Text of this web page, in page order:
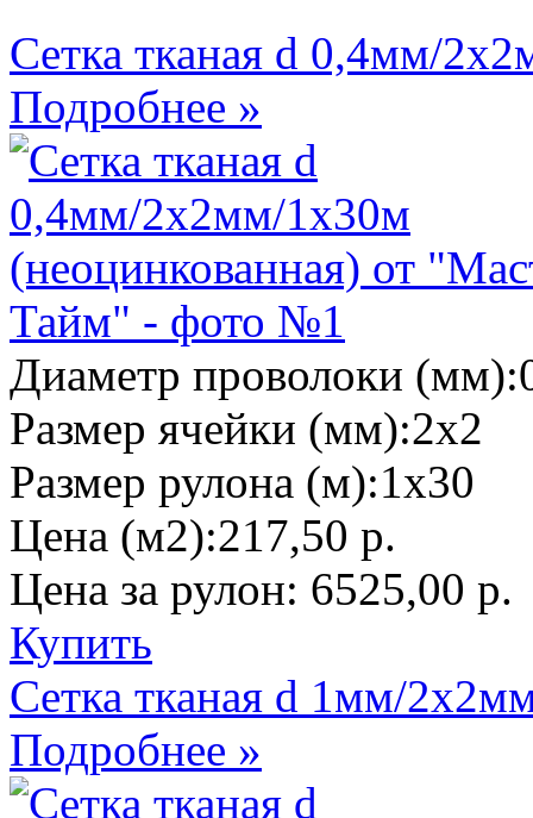
Сетка тканая d 0,4мм/
Подробнее »
Диаметр проволоки (мм):
Размер ячейки (мм):2х2
Размер рулона (м):1х30
Цена (м2):217,50 р.
Цена за рулон: 6525,00 р.
Купить
Сетка тканая d 1мм/
Подробнее »